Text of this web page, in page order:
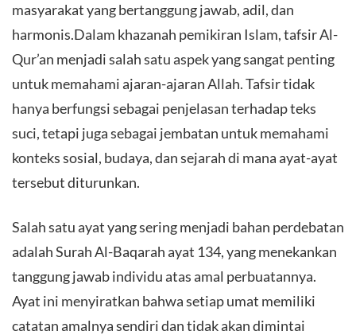
masyarakat yang bertanggung jawab, adil, dan
harmonis.Dalam khazanah pemikiran Islam, tafsir Al-
Qur’an menjadi salah satu aspek yang sangat penting
untuk memahami ajaran-ajaran Allah. Tafsir tidak
hanya berfungsi sebagai penjelasan terhadap teks
suci, tetapi juga sebagai jembatan untuk memahami
konteks sosial, budaya, dan sejarah di mana ayat-ayat
tersebut diturunkan.
Salah satu ayat yang sering menjadi bahan perdebatan
adalah Surah Al-Baqarah ayat 134, yang menekankan
tanggung jawab individu atas amal perbuatannya.
Ayat ini menyiratkan bahwa setiap umat memiliki
catatan amalnya sendiri dan tidak akan dimintai